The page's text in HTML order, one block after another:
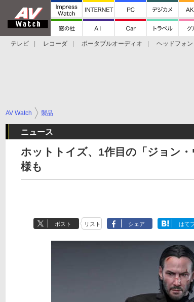
テレビ レコーダ ポータブルオーディオ ヘッドフォン
AV Watch 製品
ニュース
ホットトイズ、1作目の「ジョン
様も
ポスト リスト シェア はて